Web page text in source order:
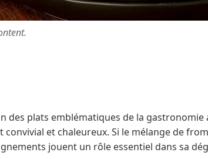
des plats emblématiques de la gastronomie
et chaleureux. Si le mélange de
jouent un rôle essentiel dans sa